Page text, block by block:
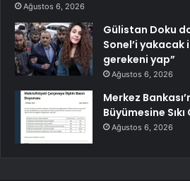
Ağustos 6, 2026
Gülistan Doku
Sonel’i yakacak
gerekeni yap”
Ağustos 6, 2026
Merkez
Büyümesine
Ağustos 6, 2026